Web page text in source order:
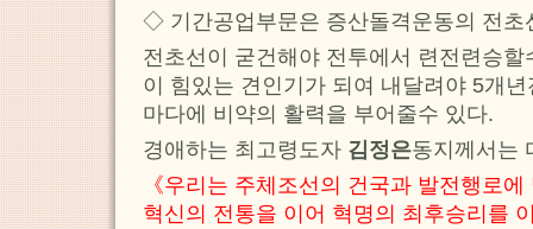
◇ 기간공업부문은 증산돌격운동의 전초
전초선이 굳건해야 전투에서 련전련승
이 힘있는 견인기가 되여 내달려야 5개
마다에 비약의 활력을 부어줄수 있다.
경애하는 최고령도자 김정은동지께서는
《우리는 주체조선의 건국과 발전행로
혁신의 전통을 이어 혁명의 최후승리를